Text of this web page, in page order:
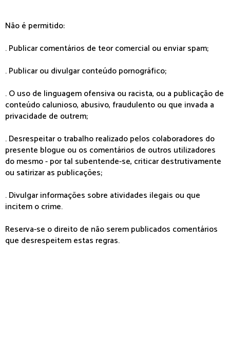
Não é permitido:
. Publicar comentários de teor comercial ou enviar spam;
. Publicar ou divulgar conteúdo pornográfico;
. O uso de linguagem ofensiva ou racista, ou a publicação de
conteúdo calunioso, abusivo, fraudulento ou que invada a
privacidade de outrem;
. Desrespeitar o trabalho realizado pelos colaboradores do
presente blogue ou os comentários de outros utilizadores
do mesmo - por tal subentende-se, criticar destrutivamente
ou satirizar as publicações;
. Divulgar informações sobre atividades ilegais ou que
incitem o crime.
Reserva-se o direito de não serem publicados comentários
que desrespeitem estas regras.